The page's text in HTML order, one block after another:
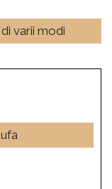
varii modi